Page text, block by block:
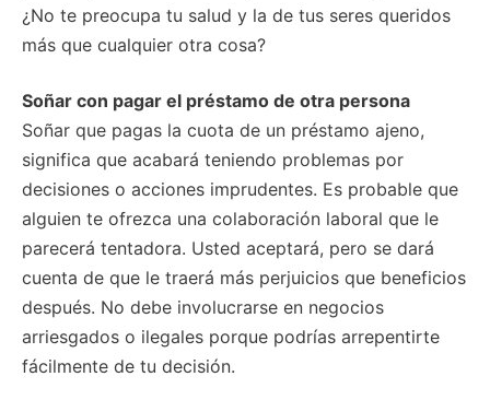
¿No te preocupa tu salud y la de tus seres queridos
más que cualquier otra cosa?
Soñar con pagar el préstamo de otra persona
Soñar que pagas la cuota de un préstamo ajeno,
significa que acabará teniendo problemas por
decisiones o acciones imprudentes. Es probable que
alguien te ofrezca una colaboración laboral que le
parecerá tentadora. Usted aceptará, pero se dará
cuenta de que le traerá más perjuicios que beneficios
después. No debe involucrarse en negocios
arriesgados o ilegales porque podrías arrepentirte
fácilmente de tu decisión.